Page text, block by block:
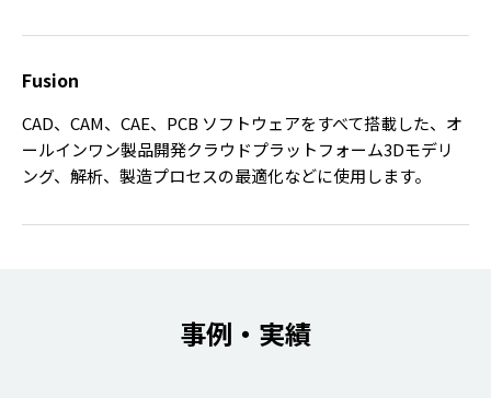
Fusion
CAD、CAM、CAE、PCB ソフトウェアをすべて搭載した、オ
ールインワン製品開発クラウドプラットフォーム3Dモデリ
ング、解析、製造プロセスの最適化などに使用します。
事例・実績